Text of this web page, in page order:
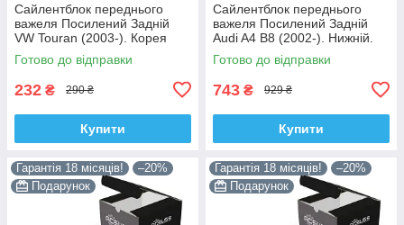
Сайлентблок переднього
важеля Посилений Задній
VW Touran (2003-). Корея
ACSUSS! 34559 , JBU602 ,
VKDS331037
Готово до відправки
232 ₴ 290 ₴
Купити
Сайлентблок переднього
важеля Посилений Задній
Audi A4 B8 (2002-). Нижній.
Корея ACSUSS! 4H0407183 ,
TD1247W , VKDS331074
Готово до відправки
743 ₴ 929 ₴
Купити
Гарантія 18 місяців!
–20%
Подарунок
Гарантія 18 місяців!
–20%
Подарунок